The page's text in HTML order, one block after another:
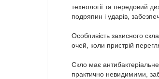
технології та передовий
подряпин і ударів,
Особливість захисного
очей, коли пристрій
Скло має антибактеріальне
практично невидимими,